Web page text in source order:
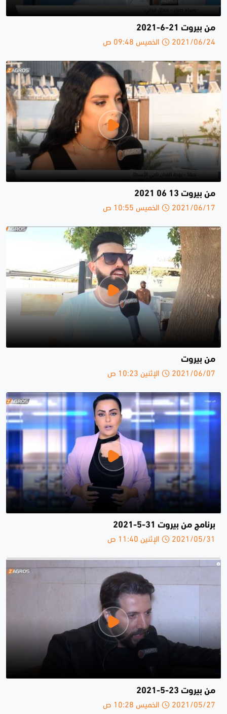
من بيروت 21-6-2021
2021/06/24 الخميس 09:48 ص
من بيروت 13 06 2021
2021/06/17 الخميس 10:55 ص
من بيروت
2021/06/07 الإثنين 10:23 ص
برنامج من بيروت 31-5-2021
2021/05/31 الإثنين 11:40 ص
من بيروت 23-5-2021
2021/05/27 الخميس 10:28 ص